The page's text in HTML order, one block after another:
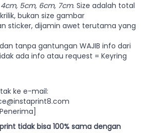
5cm, 6cm, 7cm. Size adalah total
bukan size gambar
sticker, dijamin awet terutama yang
tanpa gantungan WAJIB info dari
ada info atau request = Keyring
ke e-mail:
tidak bisa 100% sama dengan